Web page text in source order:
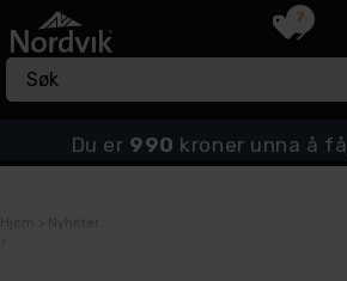
7
Du er 990 kroner unna å få